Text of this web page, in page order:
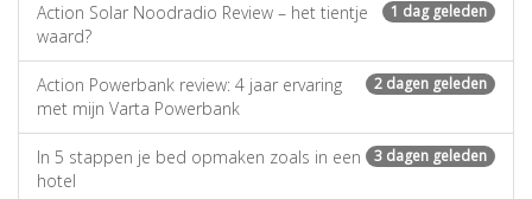
1 dag geleden
Action Solar Noodradio Review – het tientje
waard?
2 dagen geleden
Action Powerbank review: 4 jaar ervaring
met mijn Varta Powerbank
3 dagen geleden
In 5 stappen je bed opmaken zoals in een
hotel